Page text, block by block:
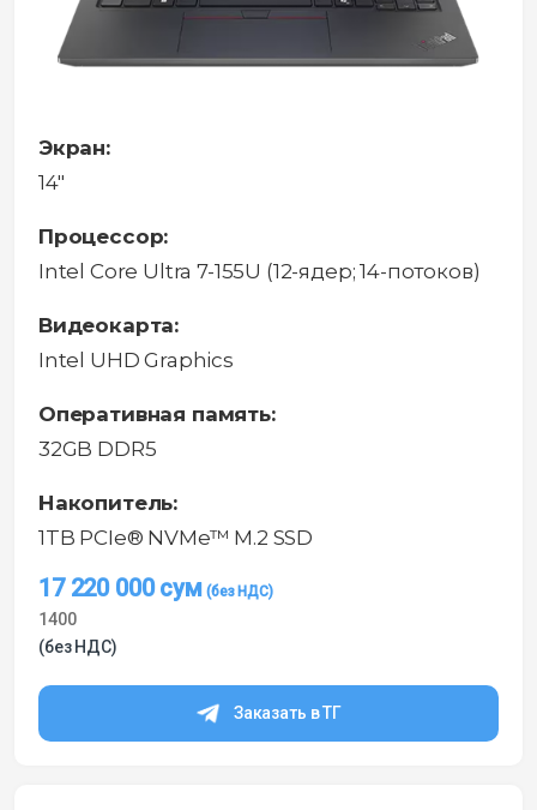
Экран:
14"
Процессор:
Intel Core Ultra 7-155U (12-ядер; 14-потоков)
Видеокарта:
Intel UHD Graphics
Оперативная память:
32GB DDR5
Накопитель:
1TB PCIe® NVMe™ M.2 SSD
17 220 000сум
1400
(без НДС)
Заказать в ТГ